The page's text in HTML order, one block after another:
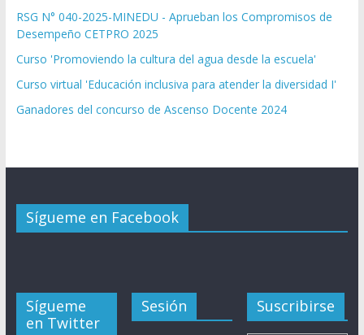
RSG N° 040-2025-MINEDU - Aprueban los Compromisos de
Desempeño CETPRO 2025
Curso 'Promoviendo la cultura del agua desde la escuela'
Curso virtual 'Educación inclusiva para atender la diversidad I'
Ganadores del concurso de Ascenso Docente 2024
Sígueme en Facebook
Sígueme
en Twitter
Sesión Suscribirse